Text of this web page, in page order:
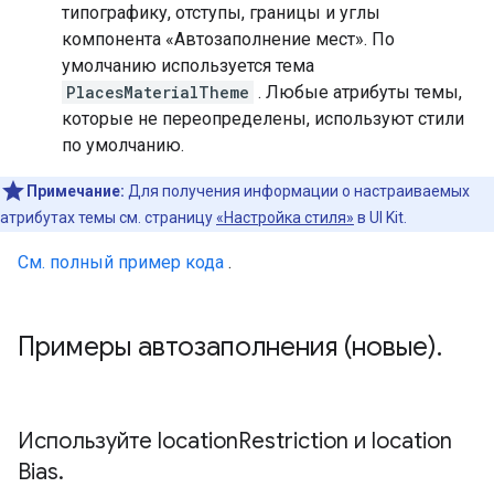
типографику, отступы, границы и углы
компонента «Автозаполнение мест». По
умолчанию используется тема
PlacesMaterialTheme . Любые атрибуты темы,
которые не переопределены, используют стили
по умолчанию.
Примечание: Для получения информации о настраиваемых
атрибутах темы см. страницу «Настройка стиля» в UI Kit.
См. полный пример кода .
Примеры автозаполнения (новые).
Используйте locationRestriction и location
Bias.